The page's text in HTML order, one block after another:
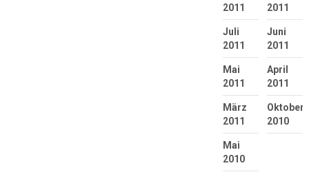
2011
2011
Juli
2011
Juni
2011
Mai
2011
April
2011
März
2011
Oktober
2010
Mai
2010